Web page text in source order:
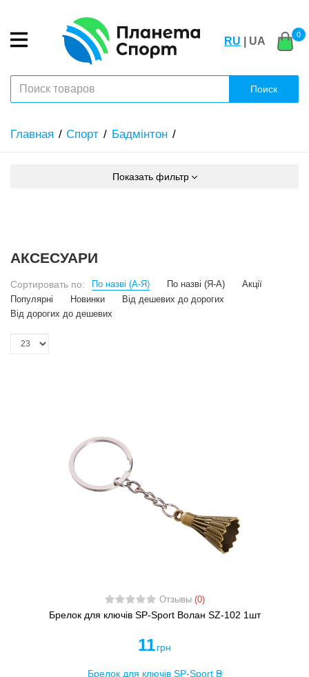
RU | UA
0
Поиск
Главная Спорт Бадмінтон
Показать фильтр
АКСЕСУАРИ
Сортировать по: По назві (А-Я) По назві (Я-А)
Акції
Популярні
Новинки
Від дешевих до дорогих
Від дорогих до дешевих
Отзывы (0)
Брелок для ключів SP-Sport Волан SZ-102 1шт
11 грн